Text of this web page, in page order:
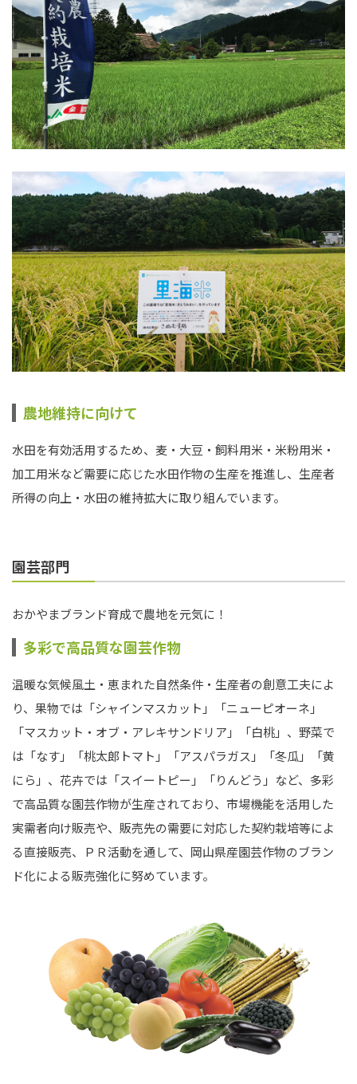
農地維持に向けて
水田を有効活用するため、麦・大豆・飼料用米・米粉用米・
加工用米など需要に応じた水田作物の生産を推進し、生産者
所得の向上・水田の維持拡大に取り組んでいます。
園芸部門
おかやまブランド育成で農地を元気に！
多彩で高品質な園芸作物
温暖な気候風土・恵まれた自然条件・生産者の創意工夫によ
り、果物では「シャインマスカット」「ニューピオーネ」
「マスカット・オブ・アレキサンドリア」「白桃」、野菜で
は「なす」「桃太郎トマト」「アスパラガス」「冬瓜」「黄
にら」、花卉では「スイートピー」「りんどう」など、多彩
で高品質な園芸作物が生産されており、市場機能を活用した
実需者向け販売や、販売先の需要に対応した契約栽培等によ
る直接販売、ＰＲ活動を通して、岡山県産園芸作物のブラン
ド化による販売強化に努めています。